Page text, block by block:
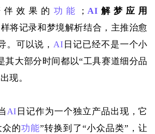
伴效果的 功能 ；AI 解梦应用
样将记录和梦境解析结合，主推治愈
。可以说，AI 日记已经不是一个小
其大部分时间都以“工具赛道细分品
现。
AI 日记作为一个独立产品出现，它
的功能”转换到了“小众品类”，让